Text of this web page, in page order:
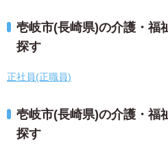
壱岐市(長崎県)の介護・福
探す
正社員(正職員)
壱岐市(長崎県)の介護・福
探す